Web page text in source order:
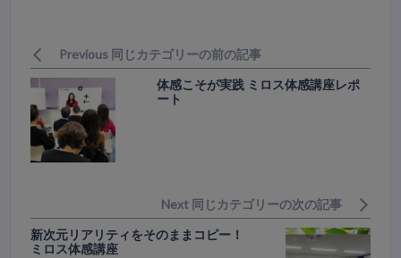
Previous 同じカテゴリーの前の記事
体感こそが実践 ミロス体感講座レポ
ート
Next 同じカテゴリーの次の記事
新次元リアリティをそのままコピー！
ミロス体感講座